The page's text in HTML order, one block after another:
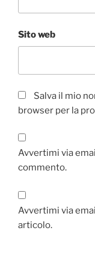
Sito web
Salva il mio
browser per la
Avvertimi via
commento.
Avvertimi via
articolo.